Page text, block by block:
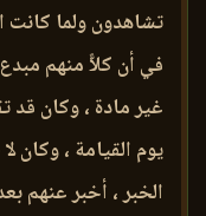
تشاهدون ولما كانت
في أن كلاًّ منهم
غير مادة ، وكان قد
يوم القيامة ، وكان
الخبر ، أخبر عنهم